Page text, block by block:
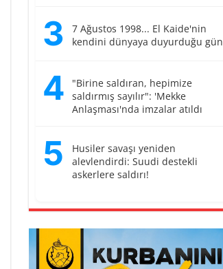
3
7 Ağustos 1998... El Kaide'nin
kendini dünyaya duyurduğu gün
4
"Birine saldıran, hepimize
saldırmış sayılır": 'Mekke
Anlaşması'nda imzalar atıldı
5
Husiler savaşı yeniden
alevlendirdi: Suudi destekli
askerlere saldırı!